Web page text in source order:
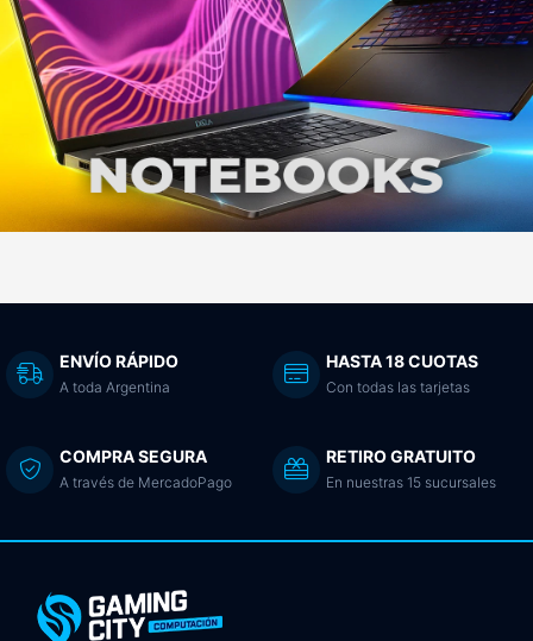
ENVÍO RÁPIDO
A toda Argentina
HASTA 18 CUOTAS
Con todas las tarjetas
COMPRA SEGURA
A través de MercadoPago
RETIRO GRATUITO
En nuestras 15 sucursales